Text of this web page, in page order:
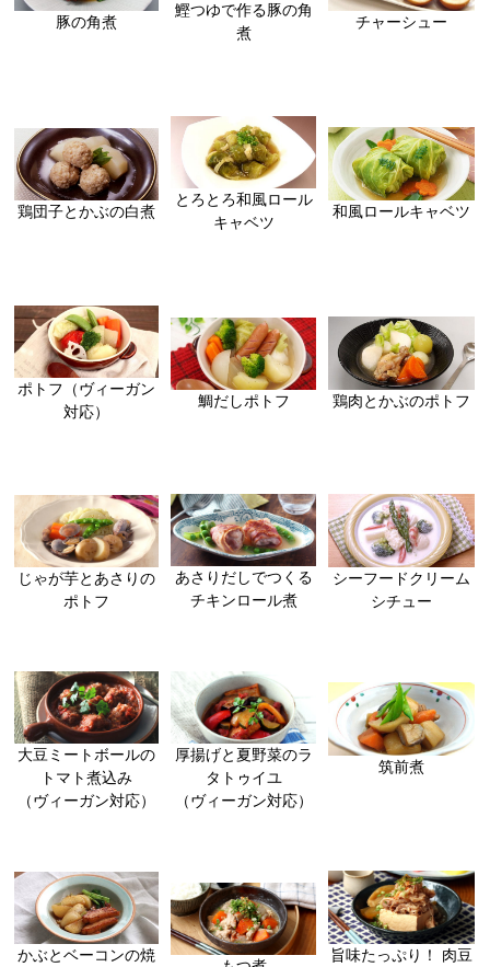
豚の角煮
鰹つゆで作る豚の角
煮
チャーシュー
鶏団子とかぶの白煮
とろとろ和風ロール
キャベツ
和風ロールキャベツ
ポトフ（ヴィーガン
対応）
鯛だしポトフ 鶏肉とかぶのポトフ
じゃが芋とあさりの
ポトフ
あさりだしでつくる
チキンロール煮
シーフードクリーム
シチュー
大豆ミートボールの
トマト煮込み
（ヴィーガン対応）
厚揚げと夏野菜のラ
タトゥイユ
（ヴィーガン対応）
筑前煮
かぶとベーコンの焼 旨味たっぷり！ 肉豆